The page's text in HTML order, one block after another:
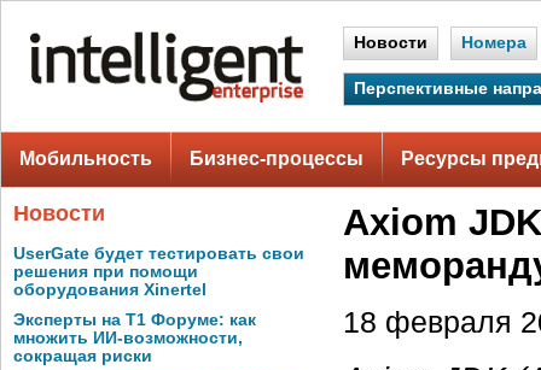
Новости Номера
Перспективные
Мобильность Бизнес-процессы Ресурсы
Новости
UserGate будет тестировать свои
решения при помощи
оборудования Xinertel
Эксперты на Т1 Форуме: как
множить ИИ-возможности,
сокращая риски
Axiom
18 февраля